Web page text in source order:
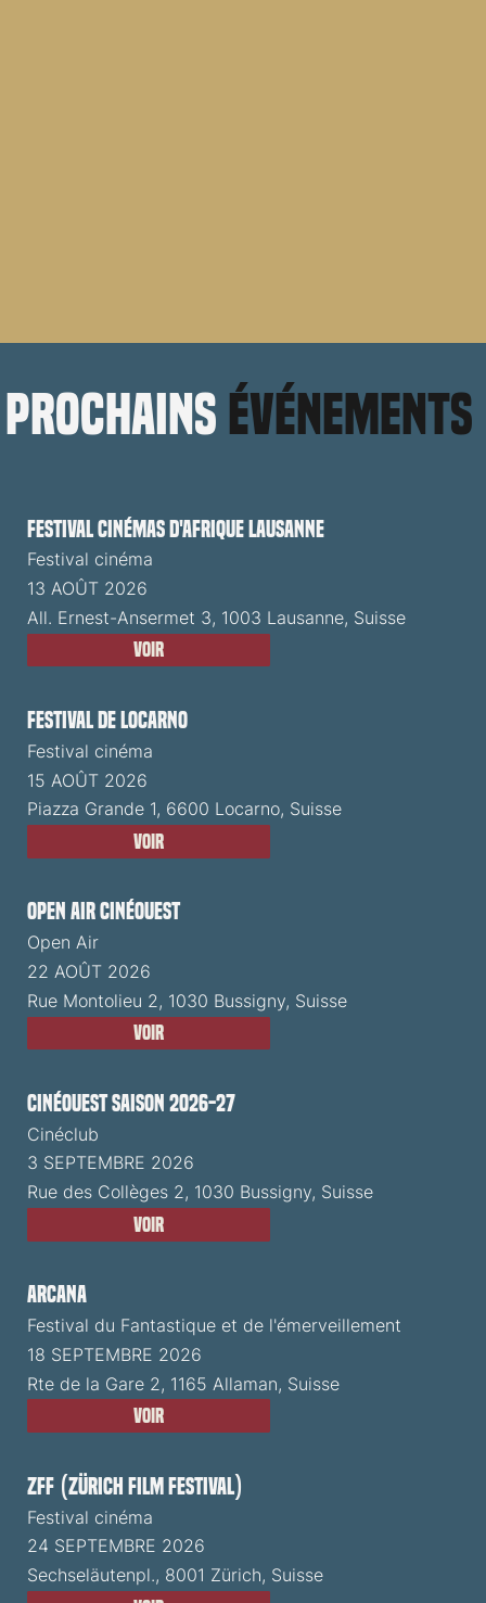
prochains événements
Festival cinémas d'Afrique Lausanne
Festival cinéma
13 AOÛT 2026
All. Ernest-Ansermet 3, 1003 Lausanne, Suisse
Voir
Festival de Locarno
Festival cinéma
15 AOÛT 2026
Piazza Grande 1, 6600 Locarno, Suisse
Voir
Open Air CinéOuest
Open Air
22 AOÛT 2026
Rue Montolieu 2, 1030 Bussigny, Suisse
Voir
CinéOuest Saison 2026-27
Cinéclub
3 SEPTEMBRE 2026
Rue des Collèges 2, 1030 Bussigny, Suisse
Voir
ARCANA
Festival du Fantastique et de l'émerveillement
18 SEPTEMBRE 2026
Rte de la Gare 2, 1165 Allaman, Suisse
Voir
ZFF (Zürich Film Festival)
Festival cinéma
24 SEPTEMBRE 2026
Sechseläutenpl., 8001 Zürich, Suisse